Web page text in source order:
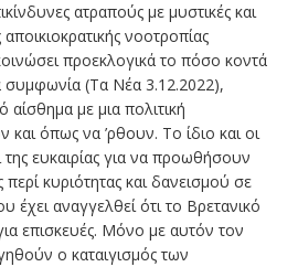
ατραπούς με μυστικές και
αποικιοκρατικής νοοτροπίας
προεκλογικά το πόσο κοντά
συμφωνία (Τα Νέα 3.12.2022),
αίσθημα με μια πολιτική
και όπως να ’ρθουν. Το ίδιο και οι
της ευκαιρίας για να προωθήσουν
περί κυριότητας και δανεισμού σε
έχει αναγγελθεί ότι το Βρετανικό
επισκευές. Μόνο με αυτόν τον
ο καταιγισμός των